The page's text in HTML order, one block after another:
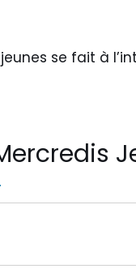
se fait à